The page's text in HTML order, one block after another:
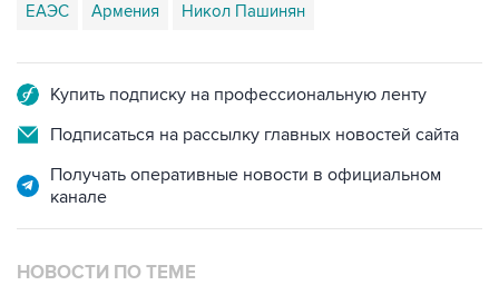
ЕАЭС Армения Никол Пашинян
Купить подписку на профессиональную ленту
Подписаться на рассылку главных новостей сайта
Получать оперативные новости в официальном
канале
НОВОСТИ ПО ТЕМЕ